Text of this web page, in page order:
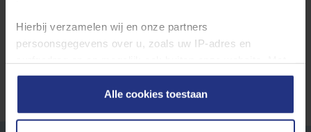
Hierbij verzamelen wij en onze partners
persoonsgegevens over u, zoals uw IP‑adres en
deze gegevens kunnen wij een profiel van u opbouwen
zodat wij onze content en communicatie kunnen
afstemmen op uw voorkeuren. Partners kunnen deze
Alle cookies toestaan